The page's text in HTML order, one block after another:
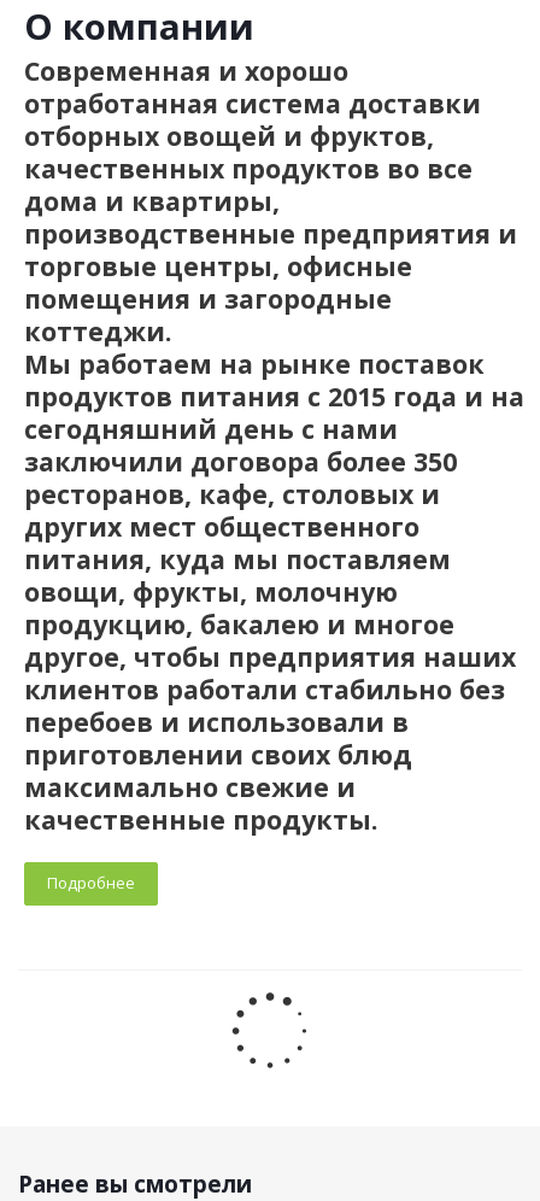
О компании
Современная и хорошо
отработанная система доставки
отборных овощей и фруктов,
качественных продуктов во все
дома и квартиры,
производственные предприятия и
торговые центры, офисные
помещения и загородные
коттеджи.
Мы работаем на рынке поставок
продуктов питания с 2015 года и на
сегодняшний день с нами
заключили договора более 350
ресторанов, кафе, столовых и
других мест общественного
питания, куда мы поставляем
овощи, фрукты, молочную
продукцию, бакалею и многое
другое, чтобы предприятия наших
клиентов работали стабильно без
перебоев и использовали в
приготовлении своих блюд
максимально свежие и
качественные продукты.
Подробнее
Ранее вы смотрели